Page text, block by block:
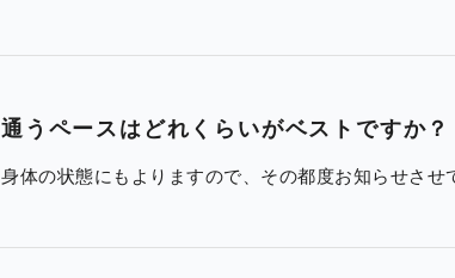
通うペースはどれくらいがベストですか？
身体の状態にもよりますので、その都度お知らせさせ